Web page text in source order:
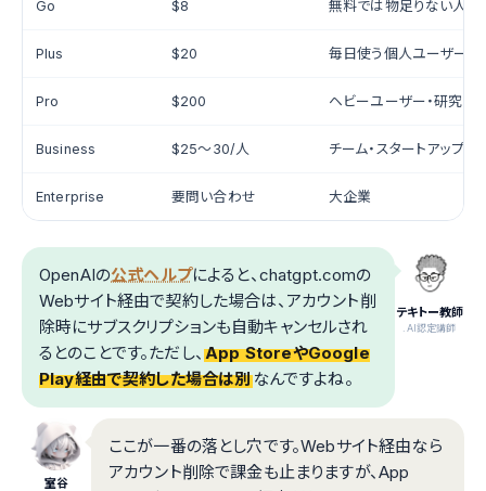
Go $8 無料では物足りない人
Plus $20 毎日使う個人ユーザー
Pro $200 ヘビーユーザー・研究者
Business $25〜30/人 チーム・スタートアップ
Enterprise 要問い合わせ 大企業
テキトー教師
.AI認定講師
OpenAIの公式ヘルプによると、chatgpt.comの
Webサイト経由で契約した場合は、アカウント削
除時にサブスクリプションも自動キャンセルされ
るとのことです。ただし、 App StoreやGoogle
Play経由で契約した場合は別なんですよね。
室谷
ここが一番の落とし穴です。Webサイト経由なら
アカウント削除で課金も止まりますが、App